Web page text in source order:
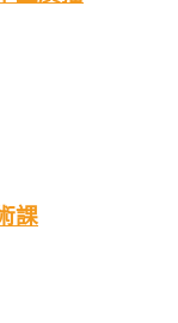
課